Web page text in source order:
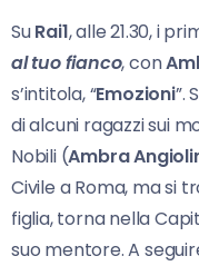
SuRai1, alle 21.30, i
al tuo fianco, con
s’intitola, “Emozioni”.
di alcuni ragazzi sui
Nobili (Ambra
Civile a Roma, ma si
figlia, torna nella
suo mentore. A